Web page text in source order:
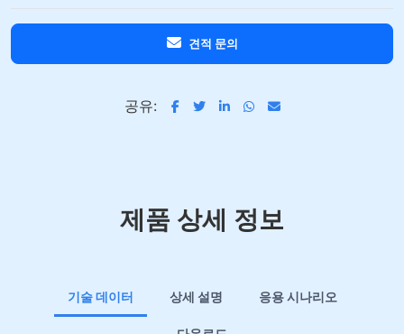
견적 문의
공유:
제품 상세 정보
기술 데이터 상세 설명 응용 시나리오